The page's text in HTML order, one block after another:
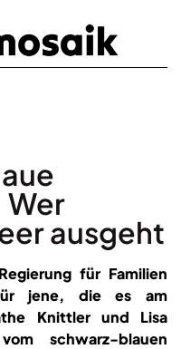
Wer
ausgeht
für Familien
jene, die es am
Knittler und Lisa
schwarz-blauen